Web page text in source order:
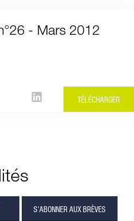
- Mars 2012
TÉLÉCHARGER
S'ABONNER AUX BRÈVES